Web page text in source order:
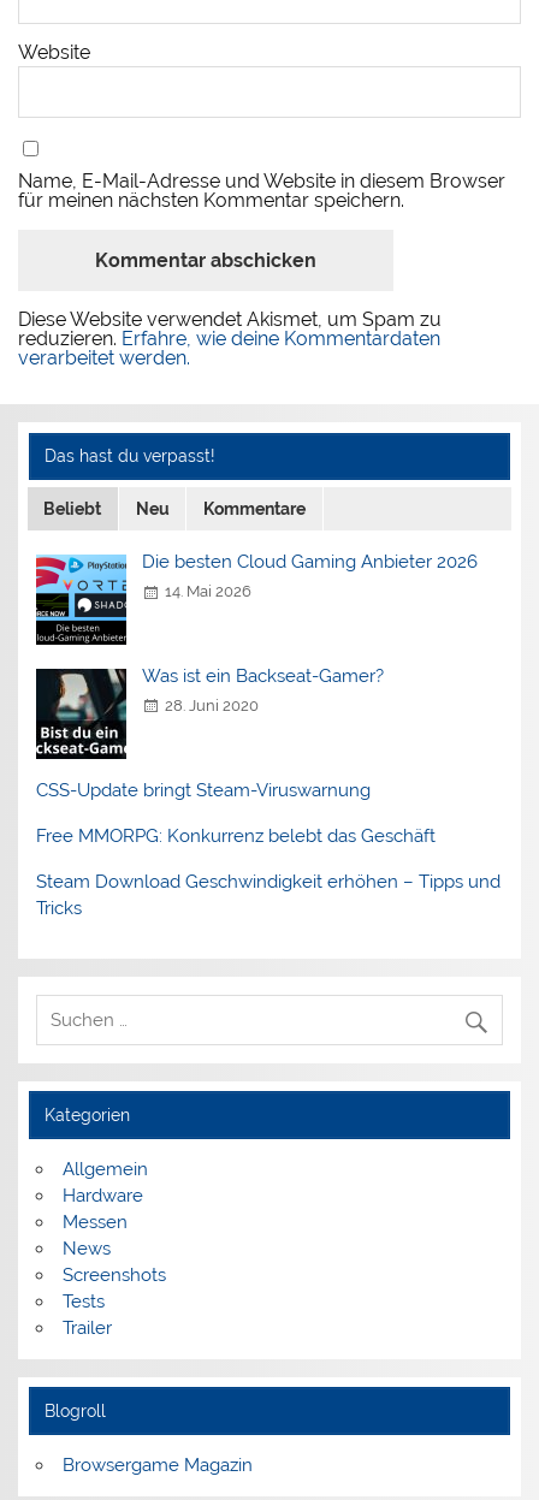
Website
Name, E-Mail-Adresse und Website in diesem Browser
für meinen nächsten Kommentar speichern.
Diese Website verwendet Akismet, um Spam zu
reduzieren. Erfahre, wie deine Kommentardaten
verarbeitet werden.
Das hast du verpasst!
Beliebt Neu Kommentare
Die besten Cloud Gaming Anbieter 2026
14. Mai 2026
Was ist ein Backseat-Gamer?
28. Juni 2020
CSS-Update bringt Steam-Viruswarnung
Free MMORPG: Konkurrenz belebt das Geschäft
Steam Download Geschwindigkeit erhöhen – Tipps und
Tricks
Kategorien
Allgemein
Hardware
Messen
News
Screenshots
Tests
Trailer
Blogroll
Browsergame Magazin